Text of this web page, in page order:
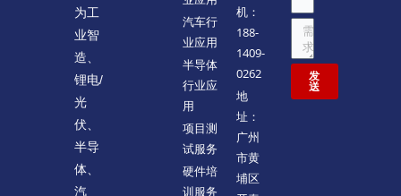
为工
业智
造、
锂电/
光
伏、
半导
体、
汽
汽车行
业应用
半导体
行业应
用
项目测
试服务
硬件培
训服务
机：
188-
1409-
0262
地
址：
广州
市黄
埔区
发
送